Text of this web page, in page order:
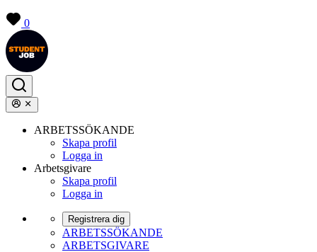
0
ARBETSSÖKANDE
Skapa profil
Logga in
Arbetsgivare
Skapa profil
Logga in
Registrera dig
ARBETSSÖKANDE
ARBETSGIVARE